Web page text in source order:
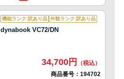
機能ランク:訳あり品 外観ランク:訳あり品
dynabook VC72/DN
34,700円
商品番号： 194702